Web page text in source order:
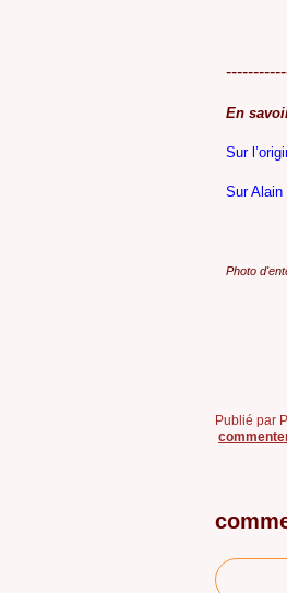
En
Sur
Sur Alain
Photo
Publié par